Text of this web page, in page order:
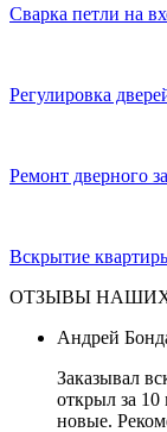
Сварка петли на
Регулировка
Ремонт дверного
Вскрытие
ОТЗЫВЫ
Андрей
Заказывал
открыл за
новые.